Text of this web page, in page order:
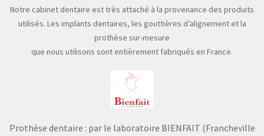
Notre cabinet dentaire est très attaché à la provenance des produits
utilisés. Les implants dentaires, les gouttières d’alignement et la
prothèse sur-mesure
que nous utilisons sont entièrement fabriqués en France.
Prothèse dentaire : par le laboratoire BIENFAIT (Francheville